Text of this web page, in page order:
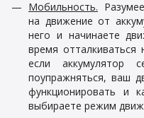
Мобильность.
на движение от
него и начинаете
время
если аккумулятор
поупражняться, ваш
функционировать и
выбираете режим